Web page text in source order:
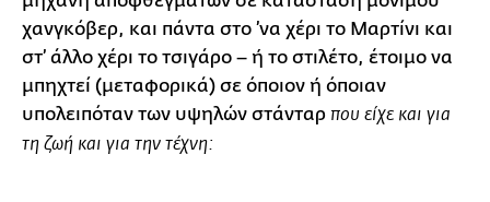
χανγκόβερ, και πάντα στο ’να χέρι το Μαρτίνι και
στ’ άλλο χέρι το τσιγάρο – ή το στιλέτο, έτοιμο να
μπηχτεί (μεταφορικά) σε όποιον ή όποιαν
υπολειπόταν των υψηλών στάνταρ που είχε και για
τη ζωή και για την τέχνη: